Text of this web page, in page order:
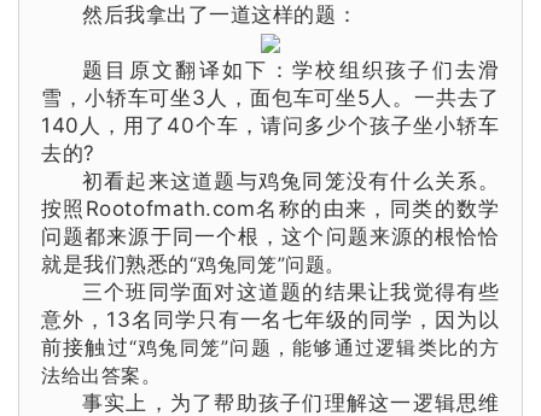
然后我拿出了一道这样的题：
题目原文翻译如下：学校组织孩子们去滑
雪，小轿车可坐3人，面包车可坐5人。一共去了
140人，用了40个车，请问多少个孩子坐小轿车
去的?
初看起来这道题与鸡兔同笼没有什么关系。
按照Rootofmath.com名称的由来，同类的数学
问题都来源于同一个根，这个问题来源的根恰恰
就是我们熟悉的“鸡兔同笼”问题。
三个班同学面对这道题的结果让我觉得有些
意外，13名同学只有一名七年级的同学，因为以
前接触过“鸡兔同笼”问题，能够通过逻辑类比的方
法给出答案。
事实上，为了帮助孩子们理解这一逻辑思维